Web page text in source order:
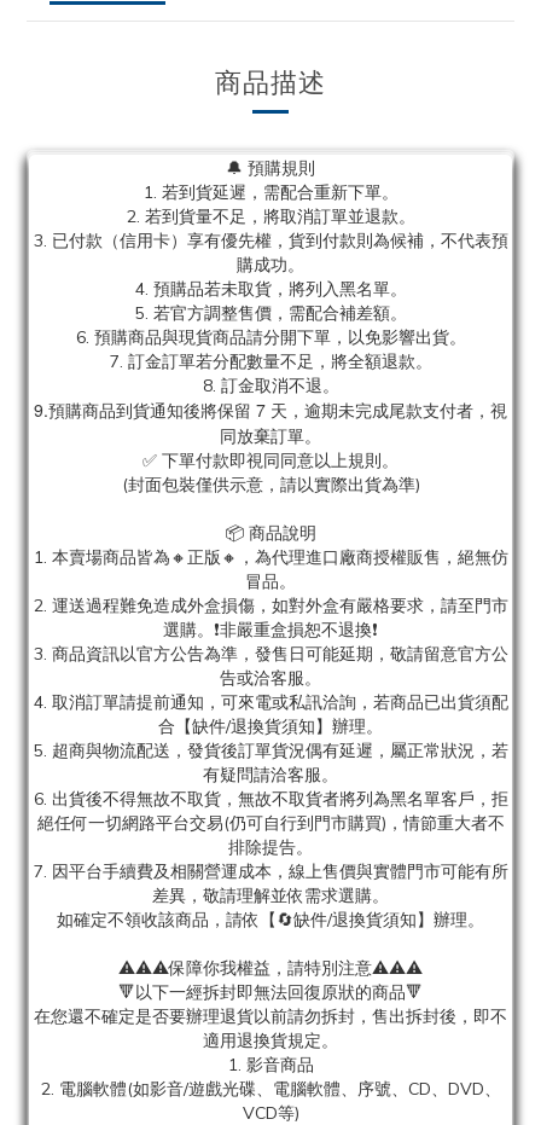
商品描述
🔔 預購規則
1. 若到貨延遲，需配合重新下單。
2. 若到貨量不足，將取消訂單並退款。
3. 已付款（信用卡）享有優先權，貨到付款則為候補，不代表預
購成功。
4. 預購品若未取貨，將列入黑名單。
5. 若官方調整售價，需配合補差額。
6. 預購商品與現貨商品請分開下單，以免影響出貨。
7. 訂金訂單若分配數量不足，將全額退款。
8. 訂金取消不退。
9.預購商品到貨通知後將保留 7 天，逾期未完成尾款支付者，視
同放棄訂單。
✅ 下單付款即視同同意以上規則。
(封面包裝僅供示意，請以實際出貨為準)
📦 商品說明
1. 本賣場商品皆為🔸正版🔸，為代理進口廠商授權販售，絕無仿
冒品。
2. 運送過程難免造成外盒損傷，如對外盒有嚴格要求，請至門市
選購。❗非嚴重盒損恕不退換❗
3. 商品資訊以官方公告為準，發售日可能延期，敬請留意官方公
告或洽客服。
4. 取消訂單請提前通知，可來電或私訊洽詢，若商品已出貨須配
合【缺件/退換貨須知】辦理。
5. 超商與物流配送，發貨後訂單貨況偶有延遲，屬正常狀況，若
有疑問請洽客服。
6. 出貨後不得無故不取貨，無故不取貨者將列為黑名單客戶，拒
絕任何一切網路平台交易(仍可自行到門市購買)，情節重大者不
排除提告。
7. 因平台手續費及相關營運成本，線上售價與實體門市可能有所
差異，敬請理解並依需求選購。
如確定不領收該商品，請依【🔄缺件/退換貨須知】辦理。
⚠️⚠️⚠️保障你我權益，請特別注意⚠️⚠️⚠️
🔻以下一經拆封即無法回復原狀的商品🔻
在您還不確定是否要辦理退貨以前請勿拆封，售出拆封後，即不
適用退換貨規定。
1. 影音商品
2. 電腦軟體(如影音/遊戲光碟、電腦軟體、序號、CD、DVD、
VCD等)